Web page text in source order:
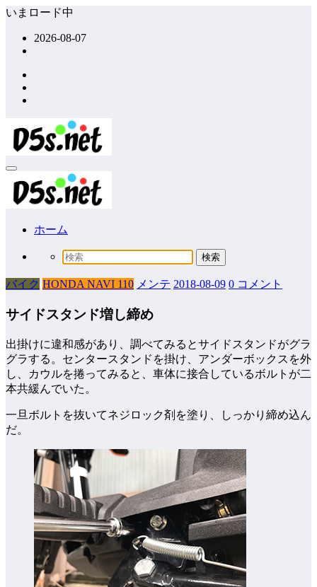
コ
ッ
プ
いまロード中
2026-08-07
ホーム
バイク HONDA NAVI 110 メンテ 2018-08-09 0 コメント
サイドスタンド増し締め
出掛けに違和感があり、調べてみるとサイドスタンドがグラ
グラする。センタースタンドを掛け、アンダーボックスを外
し、カウルを捲ってみると、車体に接合しているボルトが二
本共緩んでいた。
一旦ボルトを抜いてネジロック剤を塗り、しっかり締め込ん
だ。